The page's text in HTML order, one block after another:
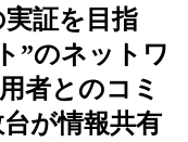
証を目指
”のネットワ
者とのコミ
が情報共有